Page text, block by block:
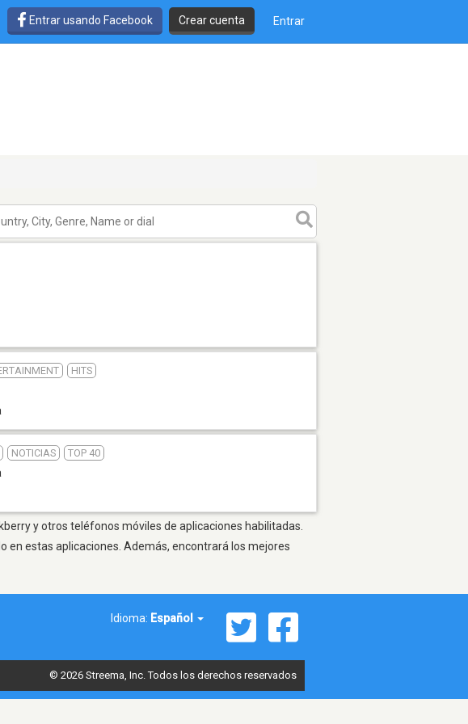
Entrar usando Facebook Crear cuenta Entrar
HITS
NOTICIAS TOP 40
y otros teléfonos móviles de aplicaciones habilitadas.
en estas aplicaciones. Además, encontrará los mejores
Idioma: Español
© 2026 Streema, Inc. Todos los derechos reservados